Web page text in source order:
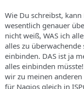
Wie Du schreibst,
wesentlich genauer
nicht weiß, WAS ich
alles zu
einbinden. DAS ist ja
alles einbinden
wir zu meinen
für Nagios gleich in